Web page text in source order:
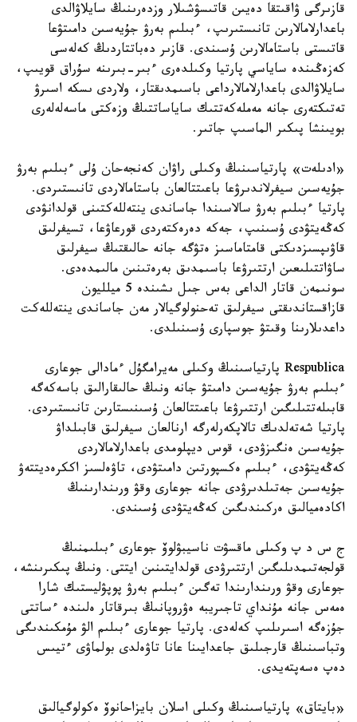
قازىرگى ۋاقىتقا دەيىن قاتىسۋشىلار وزدەرىنىڭ سايلاۋالدى
باعدارلامالارىن تانىستىرىپ، ءبىلىم بەرۋ جۇيەسىن دامىتۋعا
قاتىستى باستامالارىن ۇسىندى. قازىر دەباتتاردىڭ كەلەسى
كەزەڭىندە ساياسي پارتيا وكىلدەرى ءبىر-بىرىنە سۇراق قويىپ،
سايلاۋالدى باعدارلامالارداعى باسىمدىقتار، ولاردى ىسكە اسىرۋ
تەتىكتەرى جانە مەملەكەتتىك ساياساتتىڭ وزەكتى ماسەلەلەرى
بويىنشا پىكىر الماسىپ جاتىر.
«ادىلەت» پارتياسىنىڭ وكىلى راۋان كەنجەحان ۇلى ءبىلىم بەرۋ
جۇيەسىن سيفرلاندىرۋعا باعىتتالعان باستامالاردى تانىستىردى.
پارتيا ءبىلىم بەرۋ سالاسىندا جاساندى ينتەللەكتىنى قولدانۋدى
كەڭەيتۋدى ۇسىنىپ، جەكە دەرەكتەردى قورعاۋعا، تسيفرلىق
قاۋىپسىزدىكتى قامتاماسىز ەتۋگە جانە حالىقتىڭ سيفرلىق
ساۋاتتىلىعىن ارتتىرۋعا باسىمدىق بەرەتىنىن مالىمدەدى.
سونىمەن قاتار الداعى بەس جىل ىشىندە 5 ميلليون
قازاقستاندىقتى سيفرلىق تەحنولوگيالار مەن جاساندى ينتەللەكت
داعدىلارىنا وقىتۋ جوسپارى ۇسىنىلدى.
Respublica پارتياسىنىڭ وكىلى مەيرامگۇل ءمادالى جوعارى
ءبىلىم بەرۋ جۇيەسىن دامىتۋ جانە ونىڭ حالىقارالىق باسەكەگە
قابىلەتتىلىگىن ارتتىرۋعا باعىتتالعان ۇسىنىستارىن تانىستىردى.
پارتيا شەتەلدىك تالاپكەرلەرگە ارنالعان سيفرلىق قابىلداۋ
جۇيەسىن ەنگىزۋدى، قوس ديپلومدى باعدارلامالاردى
كەڭەيتۋدى، ءبىلىم ەكسپورتىن دامىتۋدى، تاۋەلسىز اككرەديتتەۋ
جۇيەسىن جەتىلدىرۋدى جانە جوعارى وقۋ ورىندارىنىڭ
اكادەميالىق ەركىندىگىن كەڭەيتۋدى ۇسىندى.
ج س د پ وكىلى ماقسۋت ناسيبۋلوۆ جوعارى ءبىلىمنىڭ
قولجەتىمدىلىگىن ارتتىرۋدى قولدايتىنىن ايتتى. ونىڭ پىكىرىنشە،
جوعارى وقۋ ورىندارىندا تەگىن ءبىلىم بەرۋ پوپۋليستىك شارا
ەمەس جانە مۇنداي تاجىريبە ەۋروپانىڭ بىرقاتار ەلىندە ءساتتى
جۇزەگە اسىرىلىپ كەلەدى. پارتيا جوعارى ءبىلىم الۋ مۇمكىندىگى
وتباسىنىڭ قارجىلىق جاعدايىنا عانا تاۋەلدى بولماۋى ءتيىس
دەپ ەسەپتەيدى.
«بايتاق» پارتياسىنىڭ وكىلى اسلان بايزاحانوۆ ەكولوگيالىق